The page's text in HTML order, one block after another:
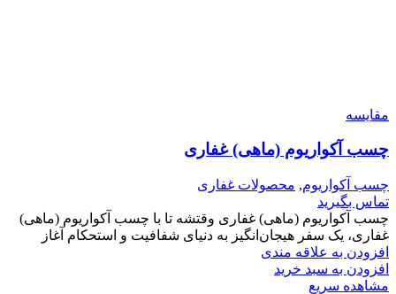
مقایسه
چسب آکواریوم (ماهی) غفاری
چسب آکواریوم, محصولات غفاری
تماس بگیرید
چسب آکواریوم (ماهی) غفاری وقتشه تا با چسب آکواریوم (ماهی)
غفاری، یک سفر هیجان‌انگیز به دنیای شفافیت و استحکام آغاز
افزودن به علاقه مندی
افزودن به سبد خرید
مشاهده سریع